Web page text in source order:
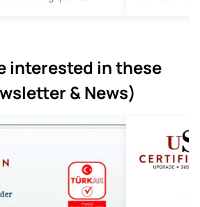
interested in these
& News)